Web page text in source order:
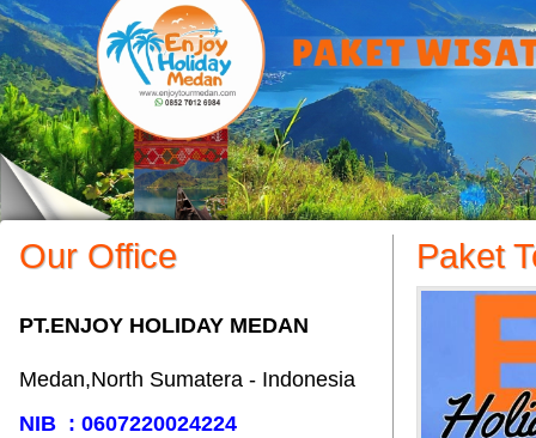
Our Office
PT.ENJOY HOLIDAY MEDAN
Medan,North Sumatera - Indonesia
NIB : 0607220024224
Paket